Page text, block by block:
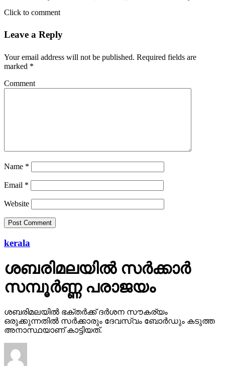
Click to comment
Leave a Reply
Your email address will not be published. Required fields are
marked *
Comment
Name *
Email *
Website
kerala
ശബരിമലയില്‍ സര്‍ക്കാര്‍
സമ്പൂര്‍ണ്ണ പരാജയം
ശബരിമലയില്‍ ഭക്തര്‍ക്ക് ദര്‍ശന സൗകര്യം
ഒരുക്കുന്നതില്‍ സര്‍ക്കാരും ദേവസ്വം ബോര്‍ഡും കടുത്ത
അനാസ്ഥയാണ് കാട്ടിയത്.